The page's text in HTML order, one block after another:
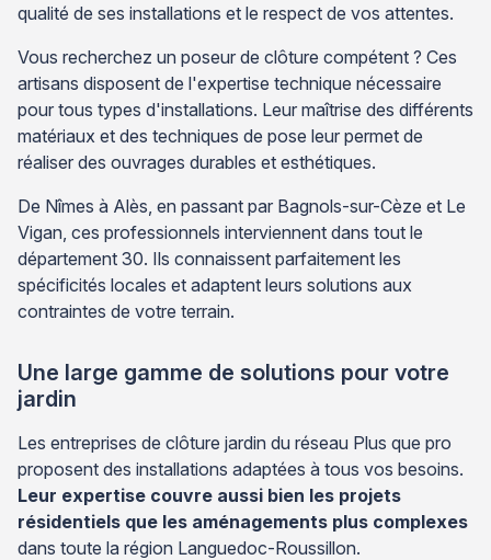
qualité de ses installations et le respect de vos attentes.
Vous recherchez un poseur de clôture compétent ? Ces
artisans disposent de l'expertise technique nécessaire
pour tous types d'installations. Leur maîtrise des différents
matériaux et des techniques de pose leur permet de
réaliser des ouvrages durables et esthétiques.
De Nîmes à Alès, en passant par Bagnols-sur-Cèze et Le
Vigan, ces professionnels interviennent dans tout le
département 30. Ils connaissent parfaitement les
spécificités locales et adaptent leurs solutions aux
contraintes de votre terrain.
Une large gamme de solutions pour votre
jardin
Les entreprises de clôture jardin du réseau Plus que pro
proposent des installations adaptées à tous vos besoins.
Leur expertise couvre aussi bien les projets
résidentiels que les aménagements plus complexes
dans toute la région Languedoc-Roussillon.